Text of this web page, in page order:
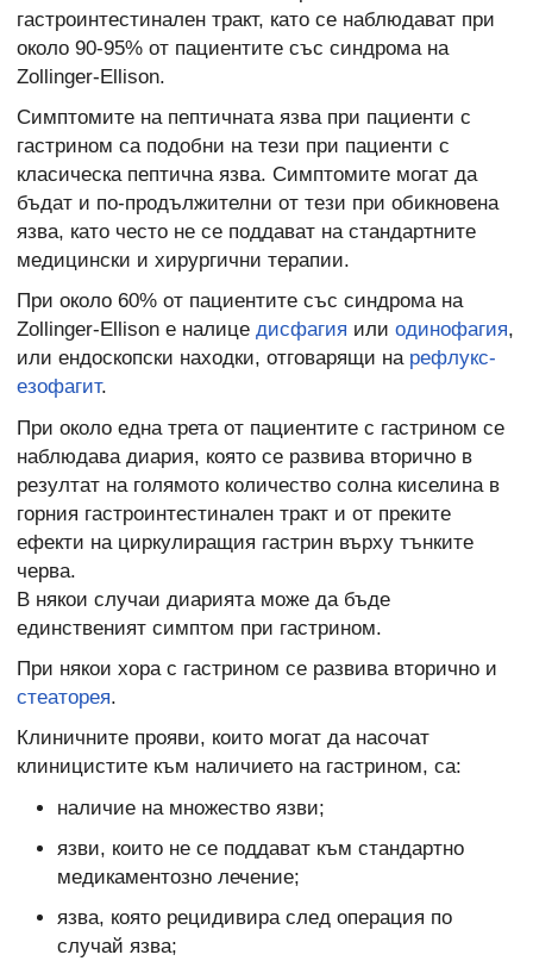
гастроинтестинален тракт, като се наблюдават при
около 90-95% от пациентите със синдрома на
Zollinger-Ellison.
Симптомите на пептичната язва при пациенти с
гастрином са подобни на тези при пациенти с
класическа пептична язва. Симптомите могат да
бъдат и по-продължителни от тези при обикновена
язва, като често не се поддават на стандартните
медицински и хирургични терапии.
При около 60% от пациентите със синдрома на
Zollinger-Ellison е налице дисфагия или одинофагия,
или ендоскопски находки, отговарящи на рефлукс-
езофагит.
При около една трета от пациентите с гастрином се
наблюдава диария, която се развива вторично в
резултат на голямото количество солна киселина в
горния гастроинтестинален тракт и от преките
ефекти на циркулиращия гастрин върху тънките
черва.
В някои случаи диарията може да бъде
единственият симптом при гастрином.
При някои хора с гастрином се развива вторично и
стеаторея.
Клиничните прояви, които могат да насочат
клиницистите към наличието на гастрином, са:
наличие на множество язви;
язви, които не се поддават към стандартно
медикаментозно лечение;
язва, която рецидивира след операция по
случай язва;